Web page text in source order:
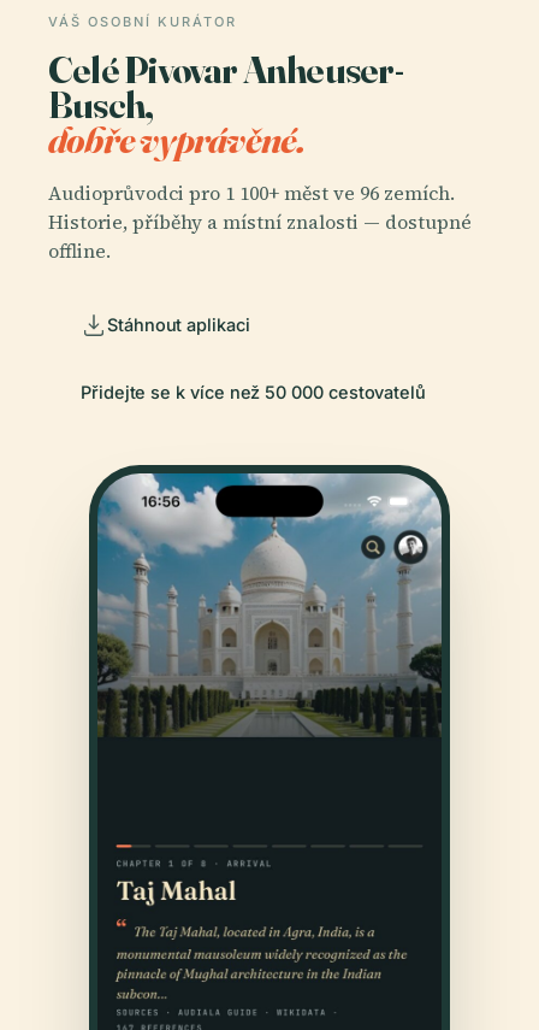
VÁŠ OSOBNÍ KURÁTOR
Celé Pivovar Anheuser-
Busch,
dobře vyprávěné.
Audioprůvodci pro 1 100+ měst ve 96 zemích.
Historie, příběhy a místní znalosti — dostupné
offline.
Stáhnout aplikaci
Přidejte se k více než 50 000 cestovatelů